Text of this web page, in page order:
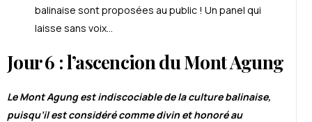
balinaise sont proposées au public ! Un panel qui
laisse sans voix…
Jour 6 : l’ascencion du Mont Agung
Le Mont Agung est indiscociable de la culture balinaise,
puisqu’il est considéré comme divin et honoré au